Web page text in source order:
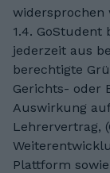
widersprochen
1.4. GoStudent
jederzeit aus
berechtigte
Gerichts- oder
Auswirkung
Lehrervertrag,
Plattform